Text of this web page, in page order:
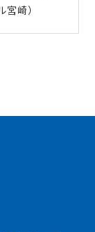
崎）